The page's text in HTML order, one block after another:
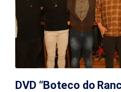
DVD “Boteco do